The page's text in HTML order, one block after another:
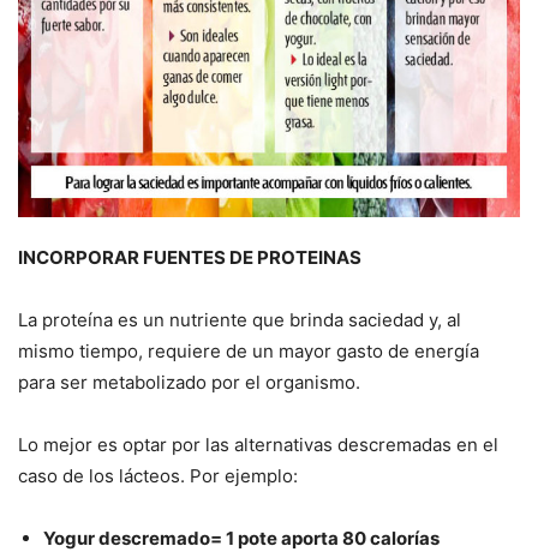
INCORPORAR FUENTES DE PROTEINAS
La proteína es un nutriente que brinda saciedad y, al
mismo tiempo, requiere de un mayor gasto de energía
para ser metabolizado por el organismo.
Lo mejor es optar por las alternativas descremadas en el
caso de los lácteos. Por ejemplo:
Yogur descremado= 1 pote aporta 80 calorías